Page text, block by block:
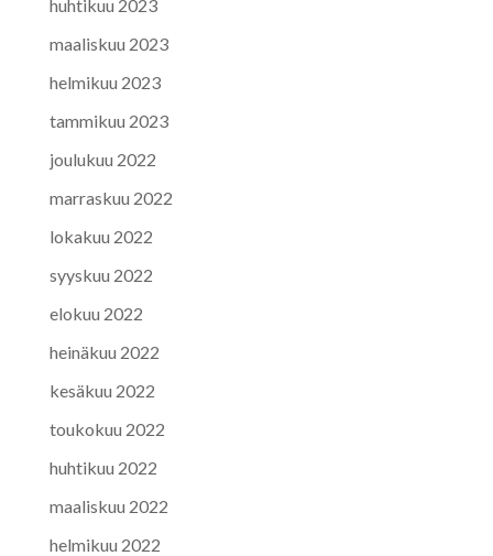
huhtikuu 2023
maaliskuu 2023
helmikuu 2023
tammikuu 2023
joulukuu 2022
marraskuu 2022
lokakuu 2022
syyskuu 2022
elokuu 2022
heinäkuu 2022
kesäkuu 2022
toukokuu 2022
huhtikuu 2022
maaliskuu 2022
helmikuu 2022